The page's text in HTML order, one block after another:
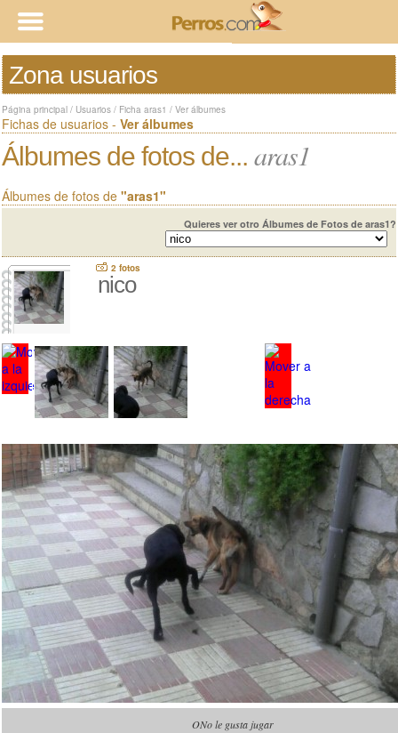
Zona usuarios
Página principal / Usuarios / Ficha aras1 / Ver álbumes
Fichas de usuarios - Ver álbumes
Álbumes de fotos de... aras1
Álbumes de fotos de "aras1"
Quieres ver otro Álbumes de Fotos de aras1?
2 fotos
nico
ONo le gusta jugar